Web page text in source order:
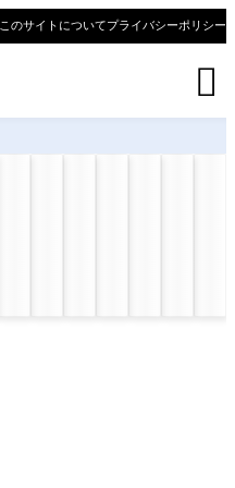
このサイトについてプライバシーポリシー
